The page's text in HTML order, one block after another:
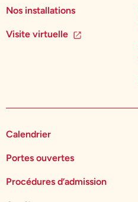
Nos installations
Visite virtuelle
Calendrier
Portes ouvertes
Procédures d’admission